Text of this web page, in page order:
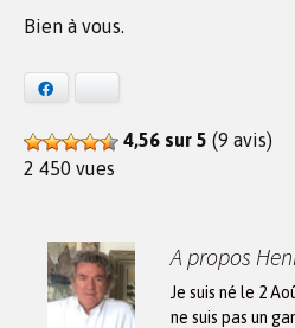
Bien à vous.
4,56 sur 5 (9 avis)
2 450 vues
A propos
Je suis né le 2
ne suis pas un